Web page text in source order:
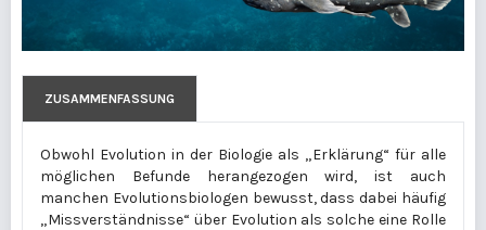
ZUSAMMENFASSUNG
Obwohl Evolution in der Biologie als „Erklärung“ für alle
möglichen Befunde herangezogen wird, ist auch
manchen Evolutionsbiologen bewusst, dass dabei häufig
„Missverständnisse“ über Evolution als solche eine Rolle